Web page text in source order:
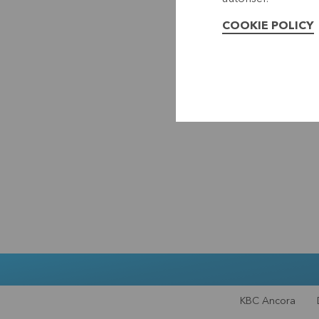
KBC Ancora
COOKIE POLICY